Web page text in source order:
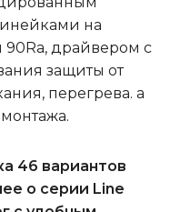
на
драйвером с
защиты от
перегрева. а
46 вариантов
о серии Line